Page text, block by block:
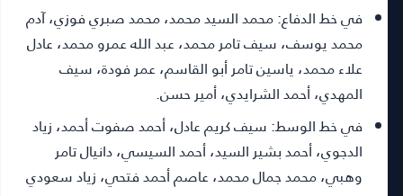
في خط الدفاع:محمد السيد محمد، محمد صبري فوزي، آدم
محمد يوسف، سيف تامر محمد، عبد الله عمرو محمد، عادل
علاء محمد، ياسين تامر أبو القاسم، عمر فودة، سيف
المهدي، أحمد الشرايدي، أمير حسن.
في خط الوسط:سيف كريم عادل، أحمد صفوت أحمد، زياد
الدجوي، أحمد بشير السيد، أحمد السيسي، دانيال تامر
وهبي، محمد جمال محمد، عاصم أحمد فتحي، زياد سعودي